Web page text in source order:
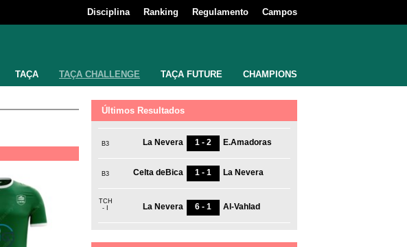
Disciplina Ranking Regulamento Campos
TAÇA TAÇA CHALLENGE TAÇA FUTURE CHAMPIONS
Últimos Resultados
B3 La Nevera 1 - 2 E.Amadoras
B3 Celta deBica 1 - 1 La Nevera
TCH
- I
La Nevera 6 - 1 Al-Vahlad